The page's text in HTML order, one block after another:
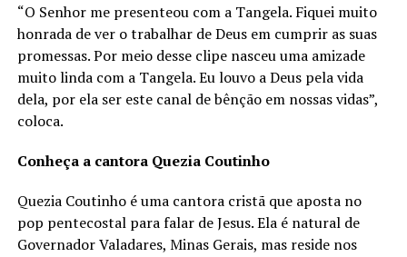
“O Senhor me presenteou com a Tangela. Fiquei muito
honrada de ver o trabalhar de Deus em cumprir as suas
promessas. Por meio desse clipe nasceu uma amizade
muito linda com a Tangela. Eu louvo a Deus pela vida
dela, por ela ser este canal de bênção em nossas vidas”,
coloca.
Conheça a cantora Quezia Coutinho
Quezia Coutinho é uma cantora cristã que aposta no
pop pentecostal para falar de Jesus. Ela é natural de
Governador Valadares, Minas Gerais, mas reside nos